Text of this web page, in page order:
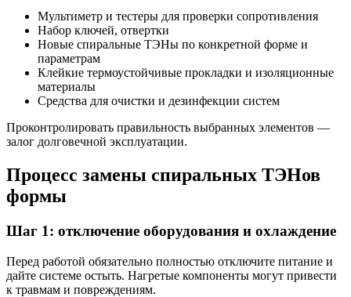
Мультиметр и тестеры для проверки сопротивления
Набор ключей, отвертки
Новые спиральные ТЭНы по конкретной формe и
параметрам
Клейкие термоустойчивые прокладки и изоляционные
материалы
Средства для очистки и дезинфекции систем
Проконтролировать правильность выбранных элементов —
залог долговечной эксплуатации.
Процесс замены спиральных ТЭНов
формы
Шаг 1: отключение оборудования и охлаждение
Перед работой обязательно полностью отключите питание и
дайте системе остыть. Нагретые компоненты могут привести
к травмам и повреждениям.